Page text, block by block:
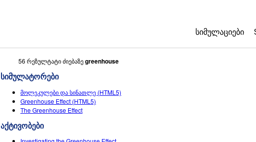
ᲡᲘᲛᲣᲚᲐᲪᲘᲔᲑᲘ
56 რეზულტატი ძიებაზეgreenhouse
სიმულატორები
მოლეკულები და სინათლე (HTML5)
Greenhouse Effect (HTML5)
The Greenhouse Effect
აქტივობები